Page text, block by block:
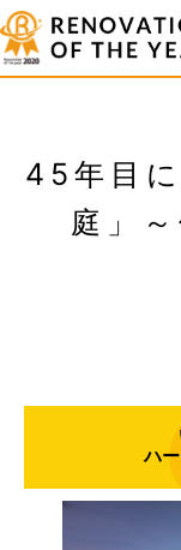
45年目
庭」
ハー